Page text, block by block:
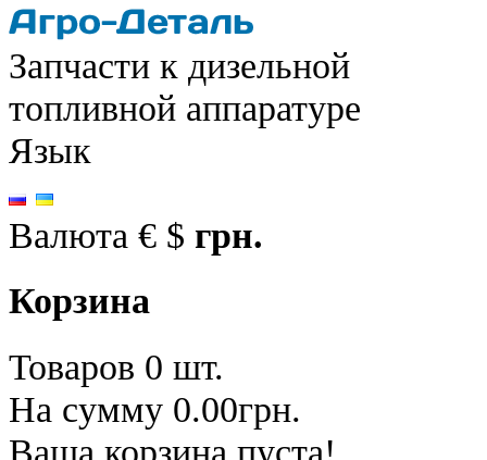
Запчасти к дизельной
топливной аппаратуре
Язык
Валюта € $ грн.
Корзина
Товаров 0 шт.
На сумму 0.00грн.
Ваша корзина пуста!